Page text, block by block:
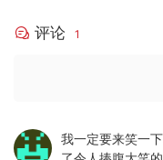
评论 1
我一定要来笑一